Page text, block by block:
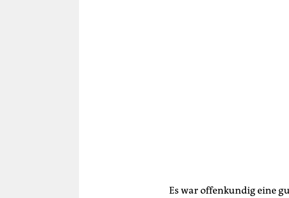
Es war offenkundig eine